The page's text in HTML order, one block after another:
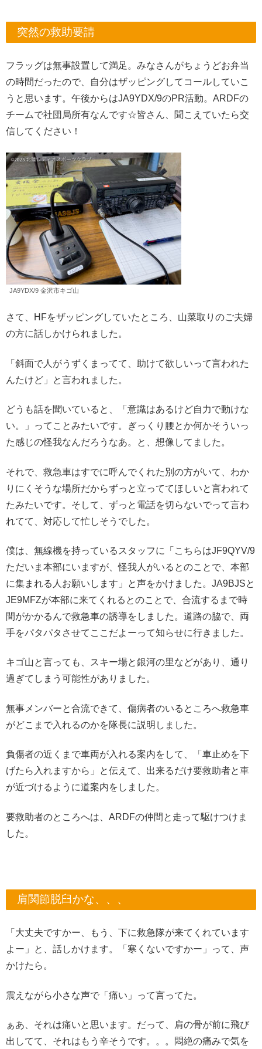
突然の救助要請
フラッグは無事設置して満足。みなさんがちょうどお弁当
の時間だったので、自分はザッピングしてコールしていこ
うと思います。午後からはJA9YDX/9のPR活動。ARDFの
チームで社団局所有なんです☆皆さん、聞こえていたら交
信してください！
JA9YDX/9 金沢市キゴ山
さて、HFをザッピングしていたところ、山菜取りのご夫婦
の方に話しかけられました。
「斜面で人がうずくまってて、助けて欲しいって言われた
んたけど」と言われました。
どうも話を聞いていると、「意識はあるけど自力で動けな
い。」ってことみたいです。ぎっくり腰とか何かそういっ
た感じの怪我なんだろうなあ。と、想像してました。
それで、救急車はすでに呼んでくれた別の方がいて、わか
りにくそうな場所だからずっと立っててほしいと言われて
たみたいです。そして、ずっと電話を切らないでって言わ
れてて、対応して忙しそうでした。
僕は、無線機を持っているスタッフに「こちらはJF9QYV/9
ただいま本部にいますが、怪我人がいるとのことで、本部
に集まれる人お願いします」と声をかけました。JA9BJSと
JE9MFZが本部に来てくれるとのことで、合流するまで時
間がかかるんで救急車の誘導をしました。道路の脇で、両
手をパタパタさせてここだよーって知らせに行きました。
キゴ山と言っても、スキー場と銀河の里などがあり、通り
過ぎてしまう可能性がありました。
無事メンバーと合流できて、傷病者のいるところへ救急車
がどこまで入れるのかを隊長に説明しました。
負傷者の近くまで車両が入れる案内をして、「車止めを下
げたら入れますから」と伝えて、出来るだけ要救助者と車
が近づけるように道案内をしました。
要救助者のところへは、ARDFの仲間と走って駆けつけま
した。
肩関節脱臼かな、、、
「大丈夫ですかー、もう、下に救急隊が来てくれています
よー」と、話しかけます。「寒くないですかー」って、声
かけたら。
震えながら小さな声で「痛い」って言ってた。
ぁあ、それは痛いと思います。だって、肩の骨が前に飛び
出してて、それはもう辛そうです。。。悶絶の痛みで気を